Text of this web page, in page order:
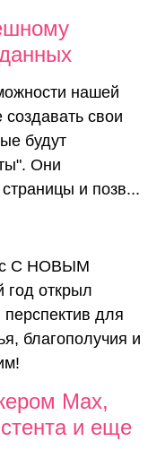
нашей
свои
будут
Они
и позв...
С НОВЫМ
открыл
для
благополучия и
Max,
и еще